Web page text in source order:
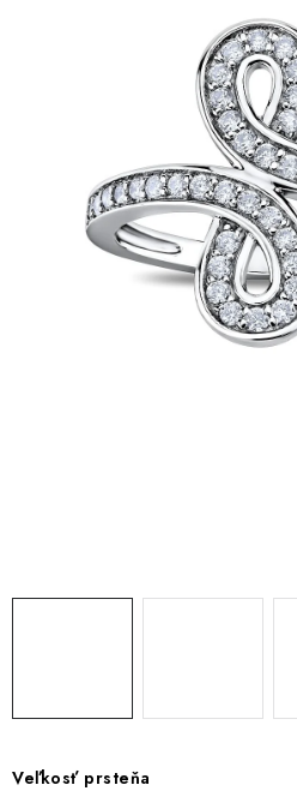
Doprava a platba Vrátenie,
Obchodné podmienky
Ochrana
Veľkosť prsteňa